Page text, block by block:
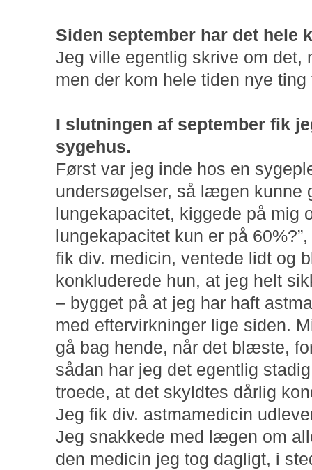
Siden september har det hele
Jeg ville egentlig skrive om det,
men der kom hele tiden nye
I slutningen af september fik
sygehus.
Først var jeg inde hos en
undersøgelser, så lægen kunne
lungekapacitet, kiggede på mig
lungekapacitet kun er på
fik div. medicin, ventede lidt og
konkluderede hun, at jeg helt
– bygget på at jeg har haft
med eftervirkninger lige siden.
gå bag hende, når det blæste,
sådan har jeg det egentlig
troede, at det skyldtes dårlig
Jeg fik div. astmamedicin
Jeg snakkede med lægen om
den medicin jeg tog dagligt, i